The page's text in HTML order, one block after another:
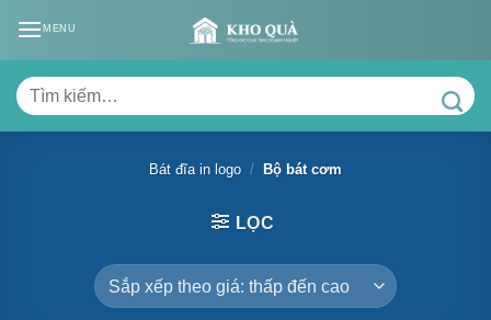
MENU
Tìm
kiếm:
Bát đĩa in logo / Bộ bát cơm
LỌC